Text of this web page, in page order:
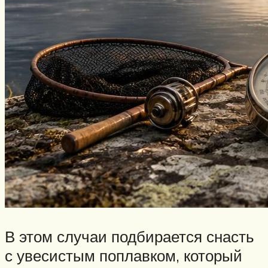
В этом случаи подбирается снасть
с увесистым поплавком, который